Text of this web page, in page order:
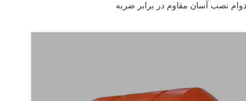
نصب آسان مقاوم در برابر ضربه